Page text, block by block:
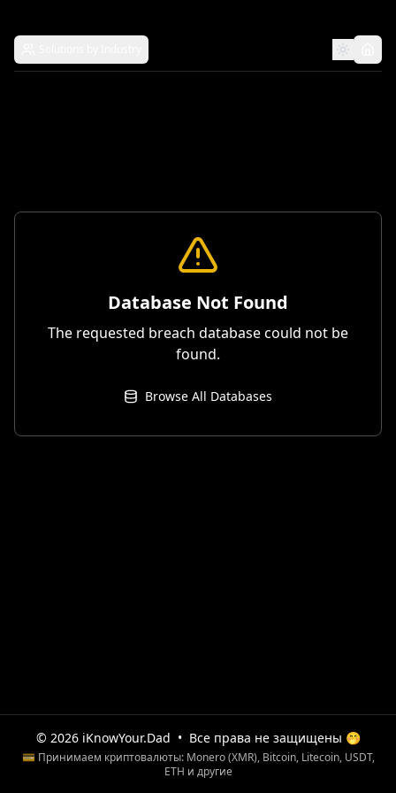
Database Not Found
The requested breach database could not be
found.
Browse All Databases
© 2026 iKnowYour.Dad • Все права не защищены 🤭
💳 Принимаем криптовалюты: Monero (XMR), Bitcoin, Litecoin, USDT,
ETH и другие